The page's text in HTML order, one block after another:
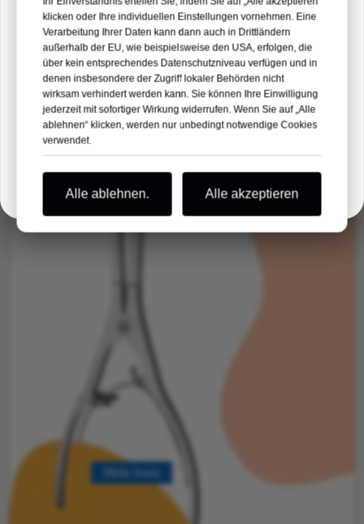
Serie Distraktionszangen
Mehr lesen
Weiterlesen →
10 14
STANDARD
28 03
Wir freuen uns auf Ihren Besuch!
Habe es
klicken oder Ihre individuellen Einstellungen vornehmen. Eine
Verarbeitung Ihrer Daten kann dann auch in Drittländern
außerhalb der EU, wie beispielsweise den USA, erfolgen, die
über kein entsprechendes Datenschutzniveau verfügen und in
denen insbesondere der Zugriff lokaler Behörden nicht
wirksam verhindert werden kann. Sie können Ihre Einwilligung
jederzeit mit sofortiger Wirkung widerrufen. Wenn Sie auf „Alle
ablehnen“ klicken, werden nur unbedingt notwendige Cookies
verwendet.
Alle ablehnen. Alle akzeptieren